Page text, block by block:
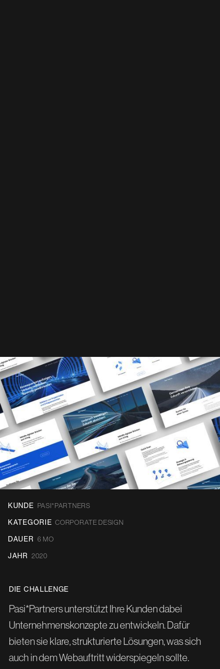
KUNDE PASI*PARTNERS
KATEGORIE CORPORATE DESIGN
DAUER 6 MO
JAHR 2020
DIE CHALLENGE
Pasi*Partners unterstützt Ihre Kunden dabei
Unternehmenskonzepte zu entwickeln. Dafür
bieten sie klare, strukturierte Lösungen, was sich
auch in dem Webauftritt widerspiegeln sollte.